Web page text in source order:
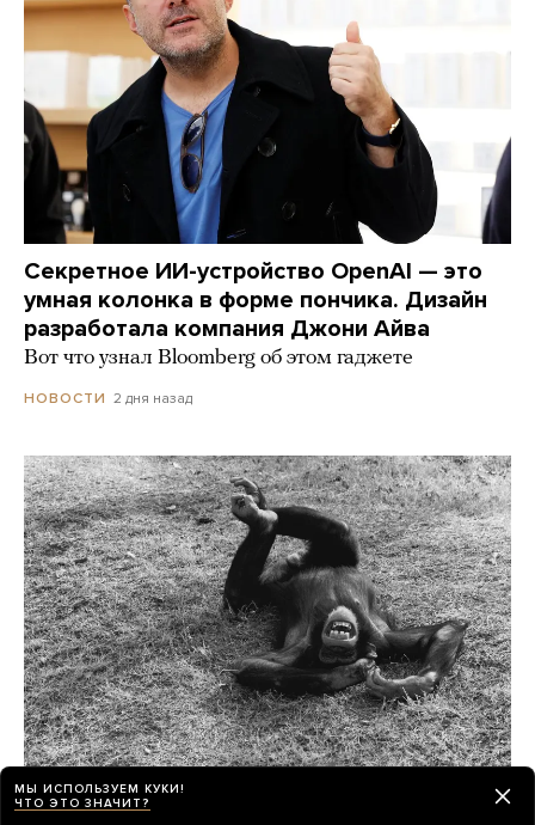
Секретное ИИ-устройство OpenAI — это
умная колонка в форме пончика. Дизайн
разработала компания Джони Айва
Вот что узнал Bloomberg об этом гаджете
НОВОСТИ 2 дня назад
Шимпанзе и гориллы умеют смеяться как
МЫ ИСПОЛЬЗУЕМ КУКИ!
ЧТО ЭТО ЗНАЧИТ?